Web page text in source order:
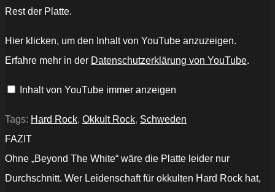
Rest der Platte.
„Nocturnalia
-
the
Video)“
anzeigen
Hier klicken, um den Inhalt von YouTube anzuzeigen.
Erfahre mehr in der Datenschutzerklärung von YouTube.
Inhalt von YouTube immer anzeigen
Tags: Hard Rock, Okkult Rock, Schweden
FAZIT
Ohne „Beyond The White“ wäre die Platte leider nur
Durchschnitt. Wer Leidenschaft für okkulten Hard Rock hat,